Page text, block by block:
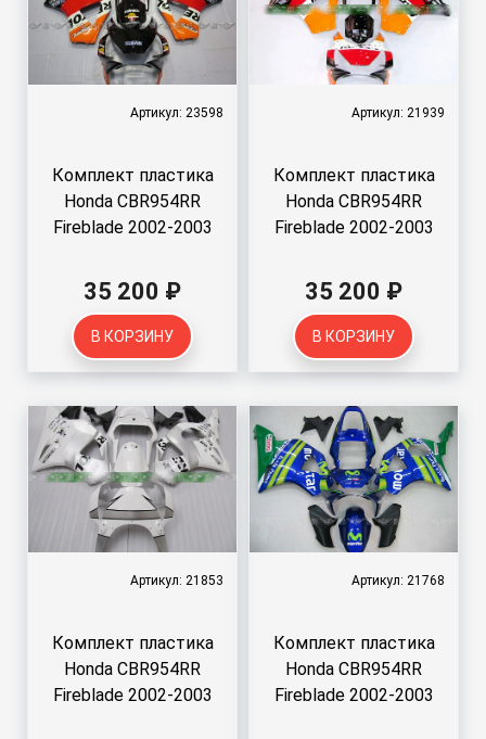
Артикул: 23598
Комплект пластика
Honda CBR954RR
Fireblade 2002-2003
35 200 ₽
В КОРЗИНУ
Артикул: 21939
Комплект пластика
Honda CBR954RR
Fireblade 2002-2003
35 200 ₽
В КОРЗИНУ
Артикул: 21853
Комплект пластика
Honda CBR954RR
Fireblade 2002-2003
Артикул: 21768
Комплект пластика
Honda CBR954RR
Fireblade 2002-2003